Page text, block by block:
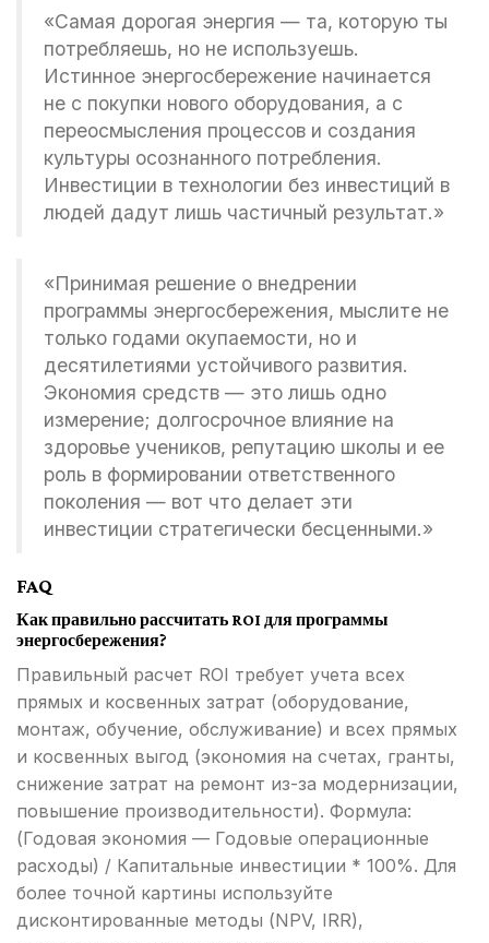
«Самая дорогая энергия — та, которую ты
потребляешь, но не используешь.
Истинное энергосбережение начинается
не с покупки нового оборудования, а с
переосмысления процессов и создания
культуры осознанного потребления.
Инвестиции в технологии без инвестиций в
людей дадут лишь частичный результат.»
«Принимая решение о внедрении
программы энергосбережения, мыслите не
только годами окупаемости, но и
десятилетиями устойчивого развития.
Экономия средств — это лишь одно
измерение; долгосрочное влияние на
здоровье учеников, репутацию школы и ее
роль в формировании ответственного
поколения — вот что делает эти
инвестиции стратегически бесценными.»
FAQ
Как правильно рассчитать ROI для программы
энергосбережения?
Правильный расчет ROI требует учета всех
прямых и косвенных затрат (оборудование,
монтаж, обучение, обслуживание) и всех прямых
и косвенных выгод (экономия на счетах, гранты,
снижение затрат на ремонт из-за модернизации,
повышение производительности). Формула:
(Годовая экономия — Годовые операционные
расходы) / Капитальные инвестиции * 100%. Для
более точной картины используйте
дисконтированные методы (NPV, IRR),